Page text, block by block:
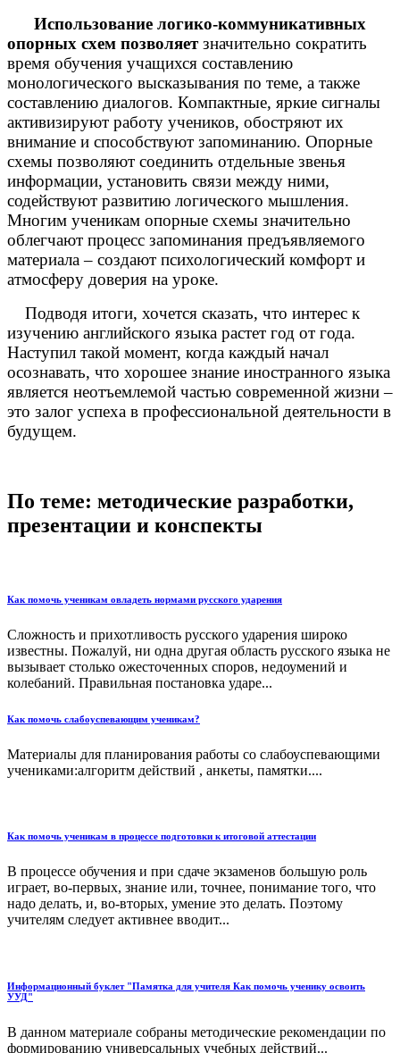
Использование логико-коммуникативных
опорных схем позволяет значительно сократить
время обучения учащихся составлению
монологического высказывания по теме, а также
составлению диалогов. Компактные, яркие сигналы
активизируют работу учеников, обостряют их
внимание и способствуют запоминанию. Опорные
схемы позволяют соединить отдельные звенья
информации, установить связи между ними,
содействуют развитию логического мышления.
Многим ученикам опорные схемы значительно
облегчают процесс запоминания предъявляемого
материала – создают психологический комфорт и
атмосферу доверия на уроке.
Подводя итоги, хочется сказать, что интерес к
изучению английского языка растет год от года.
Наступил такой момент, когда каждый начал
осознавать, что хорошее знание иностранного языка
является неотъемлемой частью современной жизни –
это залог успеха в профессиональной деятельности в
будущем.
По теме: методические разработки,
презентации и конспекты
Как помочь ученикам овладеть нормами русского ударения
Сложность и прихотливость русского ударения широко
известны. Пожалуй, ни одна другая область русского языка не
вызывает столько ожесточенных споров, недоумений и
колебаний. Правильная постановка ударе...
Как помочь слабоуспевающим ученикам?
Материалы для планирования работы со слабоуспевающими
учениками:алгоритм действий , анкеты, памятки....
Как помочь ученикам в процессе подготовки к итоговой аттестации
В процессе обучения и при сдаче экзаменов большую роль
играет, во-первых, знание или, точнее, понимание того, что
надо делать, и, во-вторых, умение это делать. Поэтому
учителям следует активнее вводит...
Информационный буклет "Памятка для учителя Как помочь ученику освоить
УУД"
В данном материале собраны методические рекомендации по
формированию универсальных учебных действий...